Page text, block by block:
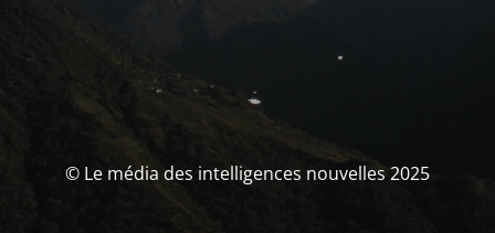
© Le média des intelligences nouvelles 2025